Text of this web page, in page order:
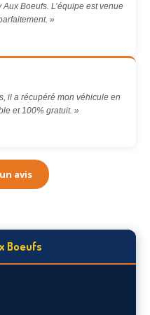
Boeufs. L’équipe est venue
»
il a récupéré mon véhicule en
et 100% gratuit. »
avis
Boeufs